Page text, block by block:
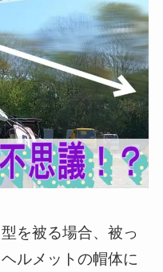
を被る場合、被っ
ルメットの帽体に